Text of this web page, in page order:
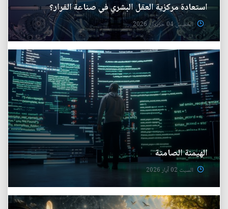
استعادة مركزية العقل البشري في صناعة القرار؟
الخميس 04 حزيران 2026
الهيمنة الصامتة
السبت 02 آيار 2026